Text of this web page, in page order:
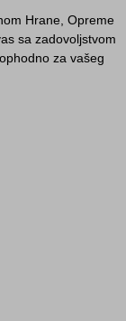
Hrane, Opreme
sa zadovoljstvom
za vašeg